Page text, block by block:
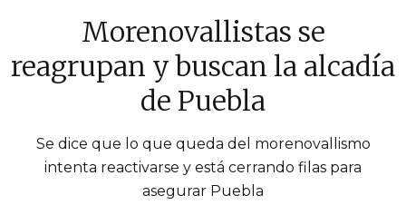
Morenovallistas se
reagrupan y buscan la alcadía
de Puebla
Se dice que lo que queda del morenovallismo
intenta reactivarse y está cerrando filas para
asegurar Puebla